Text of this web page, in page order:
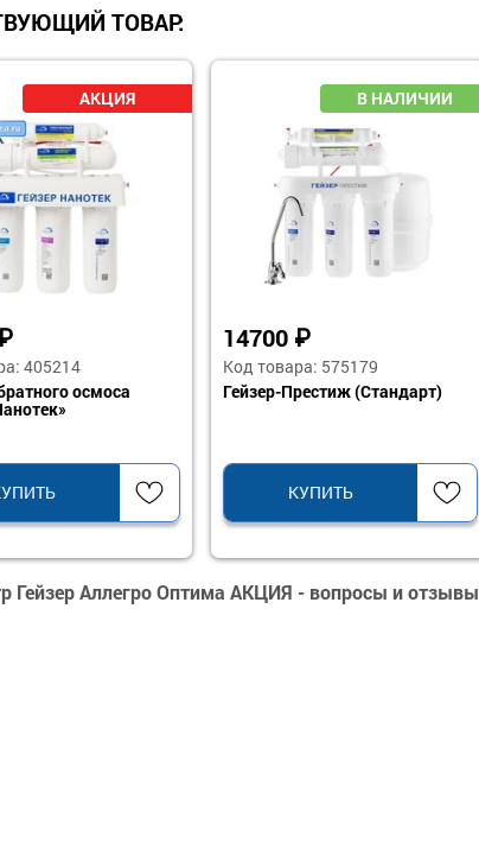
ТОВАР:
405214
осмоса
14700 ₽
Код товара: 575179
Гейзер-Престиж (Стандарт)
КУПИТЬ
Гейзер Аллегро Оптима АКЦИЯ - вопросы и отзывы